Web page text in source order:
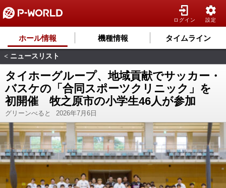
ログイン 設定
ホール情報 機種情報 タイムライン
< ニュースリスト
タイホーグループ、地域貢献でサッカー・
バスケの「合同スポーツクリニック」を
初開催 牧之原市の小学生46人が参加
グリーンべると 2026年7月6日